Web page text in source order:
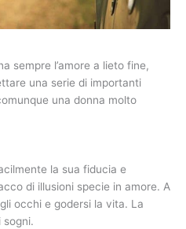
sempre l’amore a lieto fine,
una serie di importanti
una donna molto
la sua fiducia e
di illusioni specie in amore. A
occhi e godersi la vita. La
sogni.